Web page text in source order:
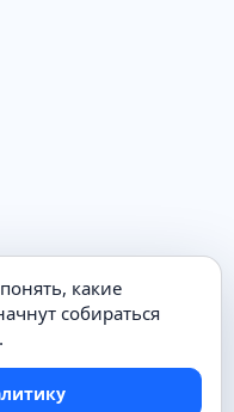
какие
собираться